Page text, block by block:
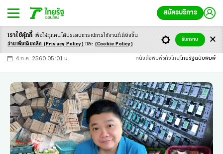
สมัครบริการ
-ก ก ก+
4 ก.ค. 2560 05:01 น. หนังสือพิมพ์ ทั่วไทย ไทยรัฐฉบับพิมพ์
เราใช้คุ้กกี้ เพื่อให้ทุกคนได้ประสบการณ์การใช้งานที่ดียิ่งขึ้น
อ่านเพิ่มเติมคลิก (Privacy Policy) และ (Cookie Policy)
รับทราบ